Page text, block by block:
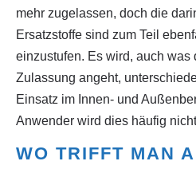
mehr zugelassen, doch die
Ersatzstoffe sind zum Teil
einzustufen. Es wird, auch
Zulassung angeht,
Einsatz im Innen- und
Anwender wird dies häufig
WO TRIFFT MAN